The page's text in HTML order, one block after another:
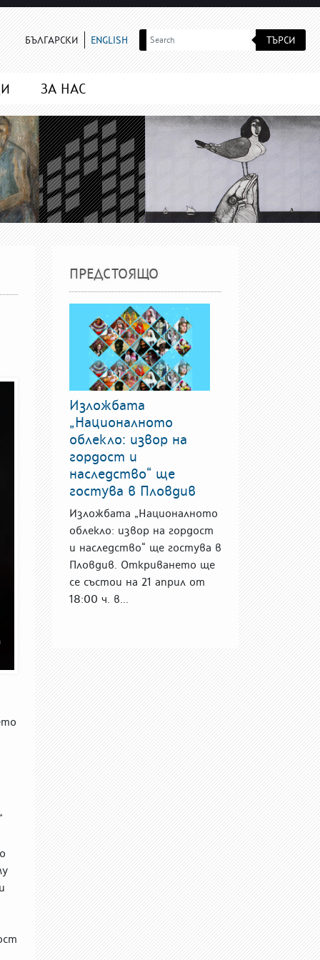
БЪЛГАРСКИ ENGLISH ТЪРСИ
ЗА НАС
ПРЕДСТОЯЩО
Изложбата
„Националното
облекло: извор на
гордост и
наследство“ ще
гостува в Пловдив
Изложбата „Националното
облекло: извор на гордост
и наследство“ ще гостува в
Пловдив. Откриването ще
се състои на 21 април от
18:00 ч. в...